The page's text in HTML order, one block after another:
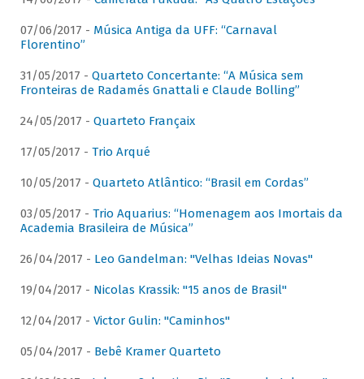
07/06/2017 - Música Antiga da UFF: “Carnaval
Florentino”
31/05/2017 - Quarteto Concertante: “A Música sem
Fronteiras de Radamés Gnattali e Claude Bolling”
24/05/2017 - Quarteto Françaix
17/05/2017 - Trio Arqué
10/05/2017 - Quarteto Atlântico: “Brasil em Cordas”
03/05/2017 - Trio Aquarius: “Homenagem aos Imortais da
Academia Brasileira de Música”
26/04/2017 - Leo Gandelman: "Velhas Ideias Novas"
19/04/2017 - Nicolas Krassik: "15 anos de Brasil"
12/04/2017 - Victor Gulin: "Caminhos"
05/04/2017 - Bebê Kramer Quarteto